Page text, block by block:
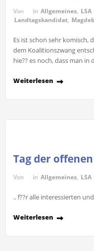
Von in Allgemeines, LSA
Landtagskandidat,
Es ist schon sehr komisch,
dem Koalitionszwang
hie?? es noch, dass man
Weiterlesen
Tag der offenen
Von in Allgemeines, LSA
.. f??r alle interessierten
Weiterlesen